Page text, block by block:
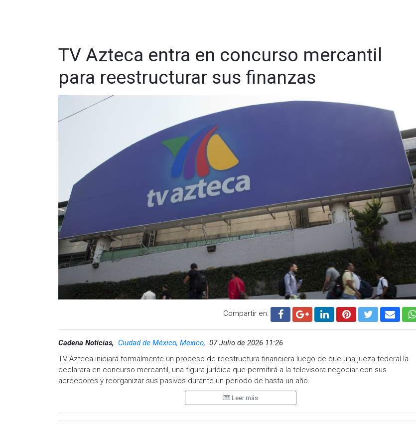
TV Azteca entra en concurso mercantil
para reestructurar sus finanzas
Compartir en:
Cadena Noticias, Ciudad de México, Mexico, 07 Julio de 2026 11:26
TV Azteca iniciará formalmente un proceso de reestructura financiera luego de que una jueza federal la
declarara en concurso mercantil, una figura jurídica que permitirá a la televisora negociar con sus
acreedores y reorganizar sus pasivos durante un periodo de hasta un año.
La resolución se produce después de que la empresa, propiedad del empresario Ricardo Salinas Pliego,
fiscal superior a los cinco mil millones de pesos correspondiente a los ejercicios fiscales de 2009 y 2013.
Leer más